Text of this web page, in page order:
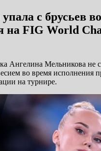
с брусьев
на FIG World
Ангелина Мельникова не
во время исполнения
на турнире.